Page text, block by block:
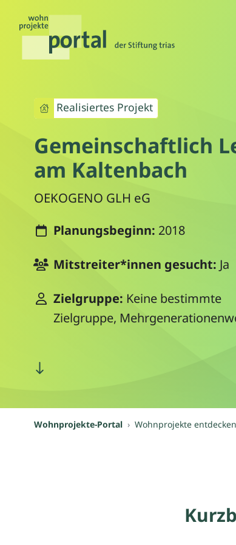
Realisiertes Projekt
Gemeinschaftlich
am Kaltenbach
OEKOGENO GLH eG
Planungsbeginn: 2018
Mitstreiter*innen gesucht: Ja
Zielgruppe: Keine bestimmte
Zielgruppe,
Wohnprojekte-Portal Wohnprojekte entdecken